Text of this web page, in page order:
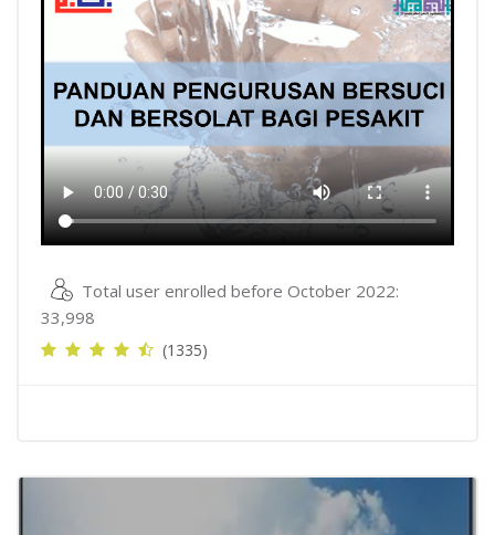
Total user enrolled before October 2022:
33,998
(1335)